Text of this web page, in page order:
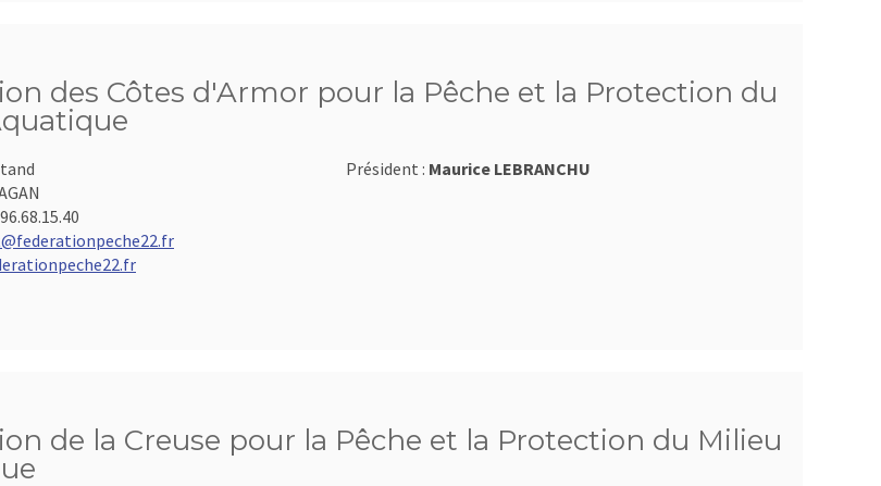
des Côtes d'Armor pour la Pêche et la Protection du
Président : Maurice LEBRANCHU
de la Creuse pour la Pêche et la Protection du Milieu